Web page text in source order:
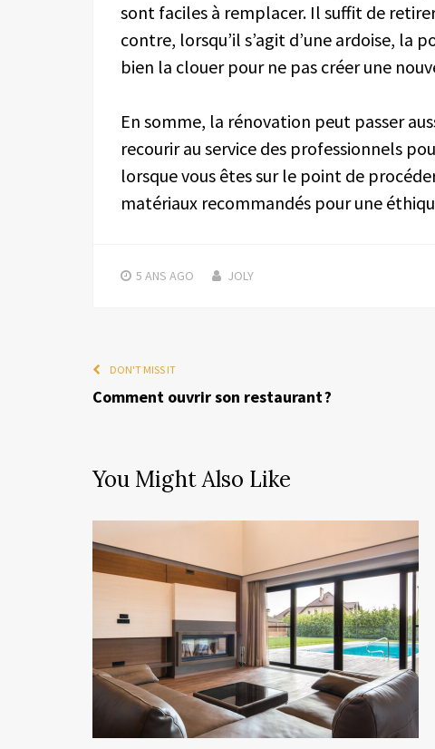
sont faciles à remplacer. Il suffit de
contre, lorsqu’il s’agit d’une ardoise, la
bien la clouer pour ne pas créer une
En somme, la rénovation peut passer
recourir au service des professionnels
lorsque vous êtes sur le point de
matériaux recommandés pour une
5 ANS AGO JOLY
DON'T MISS IT
Comment ouvrir son restaurant ?
You Might Also Like